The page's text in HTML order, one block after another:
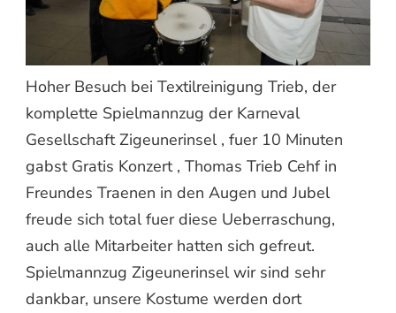
Hoher Besuch bei Textilreinigung Trieb, der
komplette Spielmannzug der Karneval
Gesellschaft Zigeunerinsel , fuer 10 Minuten
gabst Gratis Konzert , Thomas Trieb Cehf in
Freundes Traenen in den Augen und Jubel
freude sich total fuer diese Ueberraschung,
auch alle Mitarbeiter hatten sich gefreut.
Spielmannzug Zigeunerinsel wir sind sehr
dankbar, unsere Kostume werden dort